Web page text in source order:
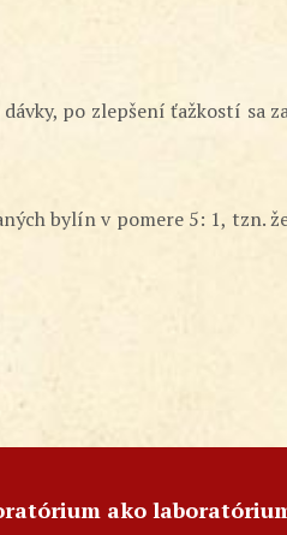
po zlepšení ťažkostí sa
bylín v pomere 5: 1, tzn.
ako